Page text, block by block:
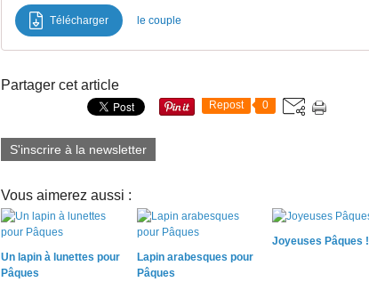
Télécharger le couple
Partager cet article
Repost 0
S'inscrire à la newsletter
Vous aimerez aussi :
Un lapin à lunettes pour
Pâques
Lapin arabesques pour
Pâques
Joyeuses Pâques !